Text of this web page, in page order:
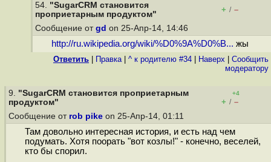
54. "SugarCRM становится
проприетарным продуктом"
+ / –
Сообщение от gd on 25-Апр-14, 14:46
http://ru.wikipedia.org/wiki/%D0%9A%D0%B... жы
Ответить Правка| ^ к родителю #34 Наверх
Cообщить
модератору
9. "SugarCRM становится проприетарным
продуктом"
+4
+ / –
Сообщение от rob pike on 25-Апр-14, 01:11
Там довольно интересная история, и есть над чем
подумать. Хотя поорать "вот козлы!" - конечно, веселей,
кто бы спорил.